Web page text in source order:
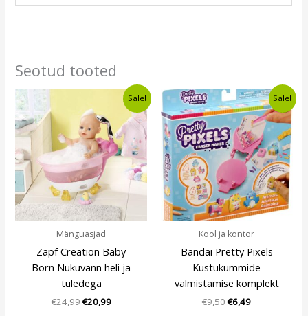
Seotud tooted
Sale!
Mänguasjad
Zapf Creation Baby
Born Nukuvann heli ja
tuledega
€24,99
hind
oli:
€24,99.
€20,99
Current
price
€20,99.
Sale!
Kool ja kontor
Bandai Pretty Pixels
Kustukummide
valmistamise komplekt
€9,50
Algne
hind
oli:
€9,50.
€6,49
Current
price
is:
€6,49.